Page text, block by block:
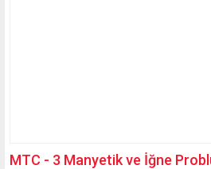
MTC - 3 Manyetik ve İğne